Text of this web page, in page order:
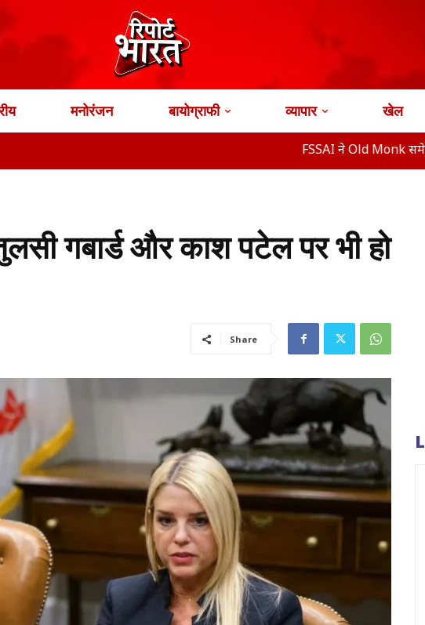
मनोरंजन बायोग्राफी व्यापार खेल
FSSAI ने Old Monk समेत कई शराब
गबार्ड और काश पटेल पर भी हो
Share